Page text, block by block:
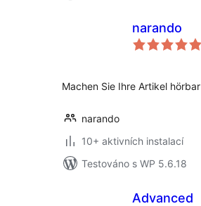
narando
Machen Sie Ihre Artikel hörbar
narando
10+ aktivních instalací
Testováno s WP 5.6.18
Advanced